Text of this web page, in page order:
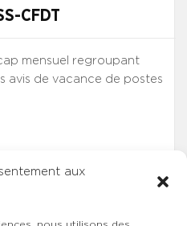
aux
CFDT
mensuel regroupant
avis de vacance de postes
CFDT